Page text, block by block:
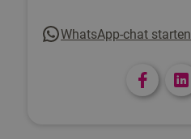
WhatsApp-chat starten